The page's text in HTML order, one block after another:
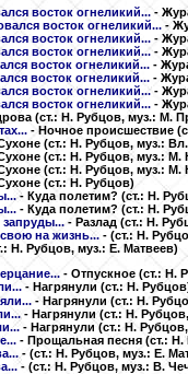
восток огнеликий... -
восток огнеликий... -
восток огнеликий... -
восток огнеликий... -
восток огнеликий... -
восток огнеликий... -
восток огнеликий... -
восток огнеликий... -
(ст.: Н. Рубцов, муз.: М.
- Ночное происшествие
(ст.: Н. Рубцов, муз.:
(ст.: Н. Рубцов, муз.: М.
(ст.: Н. Рубцов, муз.: М.
(ст.: Н. Рубцов)
- Куда полетим? (ст.: Н.
- Куда полетим? (ст.: Н.
- Разлад (ст.: Н.
на жизнь... - (ст.: Н.
Н. Рубцов, муз.: Е. Матвеев)
- Отпускное (ст.: Н.
- Нагрянули (ст.: Н.
- Нагрянули (ст.: Н.
- Нагрянули (ст.: Н.
- Нагрянули (ст.: Н.
- Прощальная песня (ст.: Н.
- (ст.: Н. Рубцов, муз.: Е.
- (ст.: Н. Рубцов, муз.: В.